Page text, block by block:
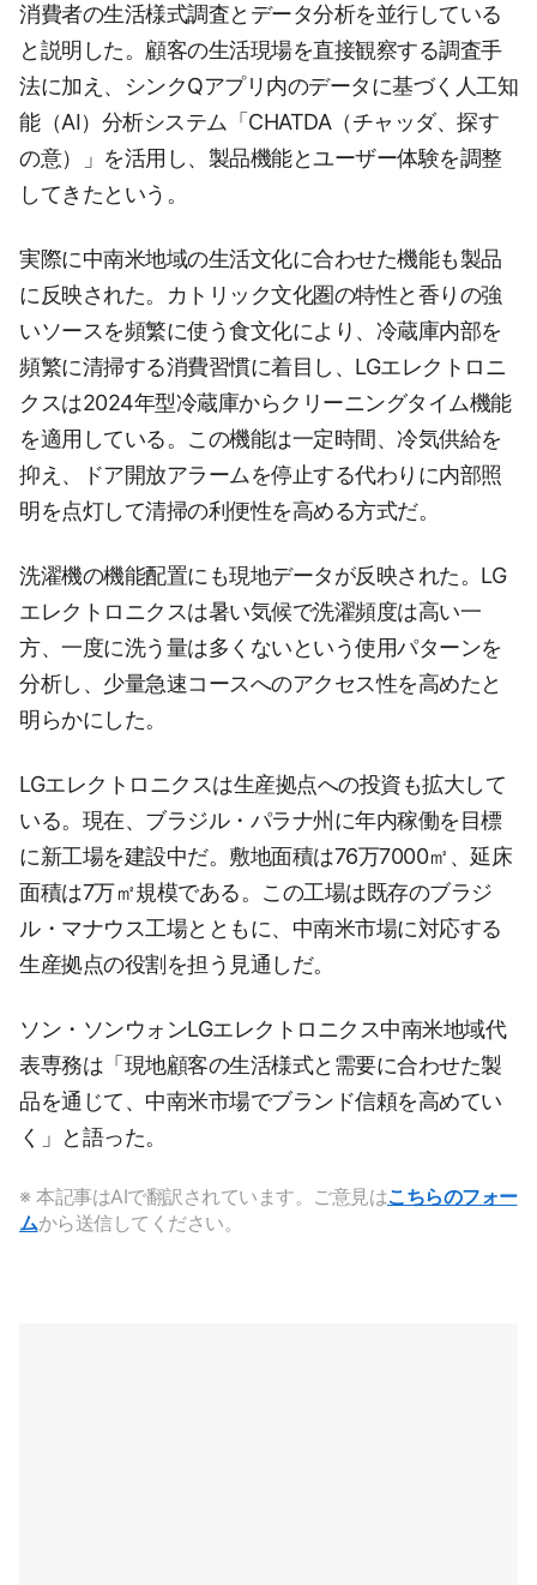
消費者の生活様式調査とデータ分析を並行している
と説明した。顧客の生活現場を直接観察する調査手
法に加え、シンクQアプリ内のデータに基づく人工知
能（AI）分析システム「CHATDA（チャッダ、探す
の意）」を活用し、製品機能とユーザー体験を調整
してきたという。
実際に中南米地域の生活文化に合わせた機能も製品
に反映された。カトリック文化圏の特性と香りの強
いソースを頻繁に使う食文化により、冷蔵庫内部を
頻繁に清掃する消費習慣に着目し、LGエレクトロニ
クスは2024年型冷蔵庫からクリーニングタイム機能
を適用している。この機能は一定時間、冷気供給を
抑え、ドア開放アラームを停止する代わりに内部照
明を点灯して清掃の利便性を高める方式だ。
洗濯機の機能配置にも現地データが反映された。LG
エレクトロニクスは暑い気候で洗濯頻度は高い一
方、一度に洗う量は多くないという使用パターンを
分析し、少量急速コースへのアクセス性を高めたと
明らかにした。
LGエレクトロニクスは生産拠点への投資も拡大して
いる。現在、ブラジル・パラナ州に年内稼働を目標
に新工場を建設中だ。敷地面積は76万7000㎡、延床
面積は7万㎡規模である。この工場は既存のブラジ
ル・マナウス工場とともに、中南米市場に対応する
生産拠点の役割を担う見通しだ。
ソン・ソンウォンLGエレクトロニクス中南米地域代
表専務は「現地顧客の生活様式と需要に合わせた製
品を通じて、中南米市場でブランド信頼を高めてい
く」と語った。
※ 本記事はAIで翻訳されています。ご意見はこちらのフォー
ムから送信してください。